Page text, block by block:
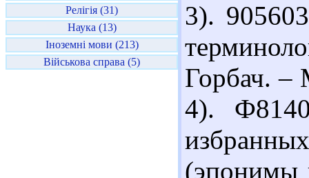
Релігія (31)
Наука (13)
Іноземні мови (213)
Військова справа (5)
3).
Горбач. –
4).
(эпонимы